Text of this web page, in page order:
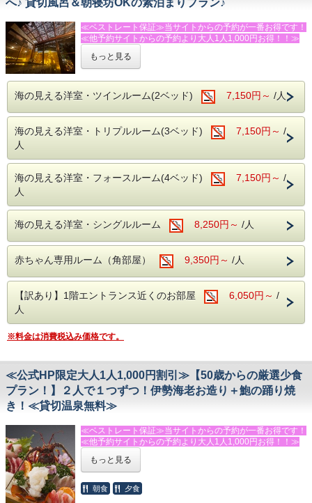
・飲物の持込みＯＫ！共用の冷蔵庫・電子レンジもあり。
洋食スタイルです。（コーヒー・紅茶・牛乳はお替り自由）
◆おすすめの追加メニュー（税抜表記）
・伊勢エビ・あわび入り海鮮舟盛り（６，５００円/人）
（以上は２名様より承ります。）
・伊勢エビの活造り・鬼殻焼き・ボイル等（１匹 ４，００
・あわびの踊り焼・あわびのお造り（２，５００円/枚）も
好評！
お電話またはメールにてご宿泊の前日までに承ります。
※入荷状況によりお断りすることもございます。ご了承下さ
い。
【MORI】【SORA】【SAKURA】全ての温泉を貸切でご利
用いただけます。（※閑散期は、いずれか1か所の稼働とな
－－☆★☆その他☆★☆－－
・駐車場→第１・第２駐車場あり（９台・無料）
・電車でお越しの方は送迎がありますので、今井浜海岸駅に
ご到着後お電話下さい。
送迎はチェックイン・チェックアウト時に限らせていただき
ます。
・飲物の持込みＯＫ！共用の冷蔵庫・電子レンジあり。
・個室食事処あり（有料・予約制）
≪ベストレート保証≫当サイトからの予約が一番お得です！
≪他予約サイトからの予約より大人1人1,000円お得！！≫
★★★ふじのくに安心・安全認証宿泊施設★★★です！！！
【平日限定】素泊まりプランがなんと５００円割引！
（表示価格は割引後の金額です）
※オフシーズン限定
朝から晩まで伊豆を満喫したい方へのお気軽素泊まりプラ
ン！
ビジネスでもご利用ください。
◆朝寝坊派には１２時までのレイトチェックアウトも承りま
【MORI】【SORA】【SAKURA】全ての温泉を貸切でご利
鏡張りのレンタルスタジオ利用（ミニキッチン付）
１時間２，０００円（税別）
当館には、バレエ用バー・ヨガマット・体操用ホッピングマ
ヨガやダンス、撮影など様々な用途にご利用いただけます。
※キッズルーム・卓球場は無料でご利用頂けます。
－－☆★☆観光情報☆★☆－－
・今井浜海岸まで車で３分
・河津バカテル公園まで車で１５分
・体感型動物園ｉＺｏｏ（イズー）まで車で１５分
・伊豆アニマルキングダムまで車で２５分
・河津七滝まで車で２５分
・下田海中水族館まで車４０分
・伊豆ぐらんぱる公園まで車で４０分
もっと見る
海の見える洋室・ツインルーム(2ベッド) 7,150円～ /人
海の見える洋室・トリプルルーム(3ベッド) 7,150円～ /
人
海の見える洋室・フォースルーム(4ベッド) 7,150円～ /
人
海の見える洋室・シングルルーム 8,250円～ /人
赤ちゃん専用ルーム（角部屋） 9,350円～ /人
【訳あり】1階エントランス近くのお部屋 6,050円～ /
人
※料金は消費税込み価格です。
≪公式HP限定大人1人1,000円割引≫【50歳からの厳選少食
プラン！】２人で１つずつ！伊勢海老お造り＋鮑の踊り焼
き！≪貸切温泉無料≫
≪ベストレート保証≫当サイトからの予約が一番お得です！
≪他予約サイトからの予約より大人1人1,000円お得！！≫
★★★ふじのくに安心・安全認証宿泊施設★★★です！！！
「量はあまり食べられない」「でも伊勢海老やあわびは食べ
たい」というリピーター様の声から生まれた厳選プラン！
もっと見る
朝食 夕食